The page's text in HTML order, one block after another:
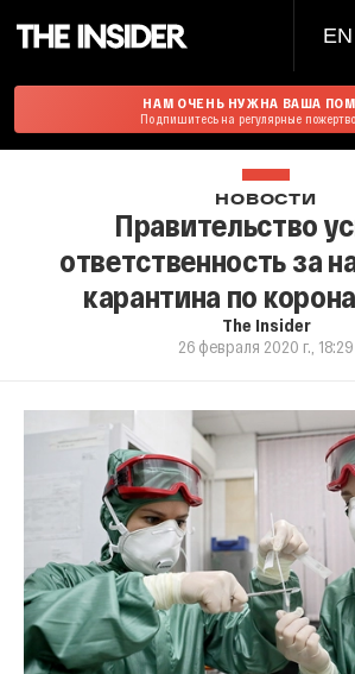
EN
НАМ ОЧЕНЬ НУЖНА ВАША
Подпишитесь на регулярные
НОВОСТИ
Правительство
ответственность за
карантина по
The Insider
26 февраля 2020 г., 18:29